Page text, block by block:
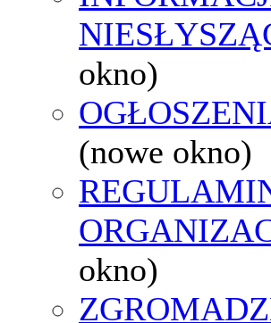
okno)
(nowe okno)
okno)